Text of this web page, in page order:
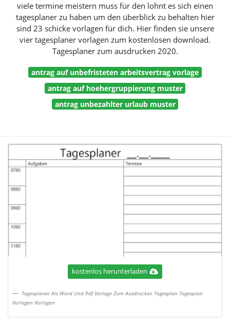
viele termine meistern muss für den lohnt es sich einen
tagesplaner zu haben um den überblick zu behalten hier
sind 23 schicke vorlagen für dich. Hier finden sie unsere
vier tagesplaner vorlagen zum kostenlosen download.
Tagesplaner zum ausdrucken 2020.
antrag auf unbefristeten arbeitsvertrag vorlage
antrag auf hoehergruppierung muster
antrag unbezahlter urlaub muster
kostenlos herunterladen
Tagesplaner Als Word Und Pdf Vorlage Zum Ausdrucken Tagesplan Tagesplan
Vorlagen Vorlagen